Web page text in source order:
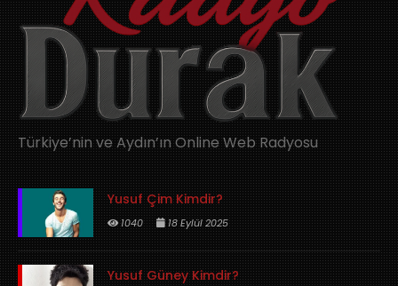
Türkiye’nin ve Aydın’ın Online Web Radyosu
Yusuf Çim Kimdir?
1040 18 Eylül 2025
Yusuf Güney Kimdir?